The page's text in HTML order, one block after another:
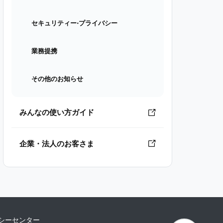
セキュリティー⋅プライバシー
業務提携
その他のお知らせ
みんなの使い方ガイド
企業・法人のお客さま
ーセンター